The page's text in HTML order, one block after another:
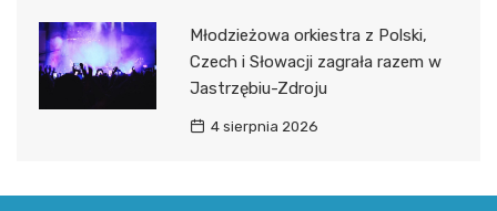
Młodzieżowa orkiestra z Polski,
Czech i Słowacji zagrała razem w
Jastrzębiu-Zdroju
4 sierpnia 2026